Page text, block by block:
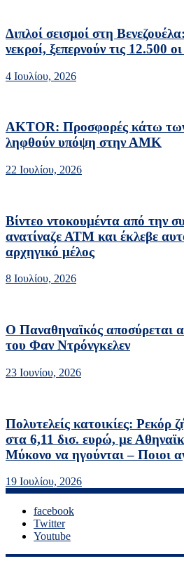
Διπλοί σεισμοί στη
νεκροί, ξεπερνούν τις 12.500
4 Ιουλίου, 2026
AKTOR: Προσφορές κάτω
ληφθούν υπόψη στην ΑΜΚ
22 Ιουλίου, 2026
Βίντεο ντοκουμέντα από την
ανατίναζε ΑΤΜ και έκλεβε
αρχηγικό μέλος
8 Ιουλίου, 2026
Ο Παναθηναϊκός αποσύρεται
του Φαν Ντρόνγκελεν
23 Ιουνίου, 2026
Πολυτελείς κατοικίες: Ρεκόρ
στα 6,11 δισ. ευρώ, με
Μύκονο να ηγούνται – Ποιοι
19 Ιουλίου, 2026
facebook
Twitter
Youtube